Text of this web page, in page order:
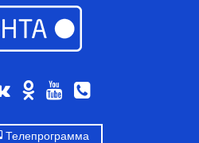
Телепрограмма